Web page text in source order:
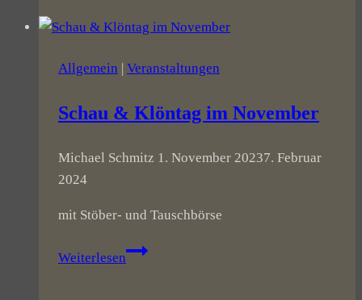
&
Allgemein | Veranstaltungen
Schau & Klöntag im November
Michael Schmitz 1. November 20237. Februar
2024
mit Stöber- und Tauschbörse
Weiterlesen
Schau